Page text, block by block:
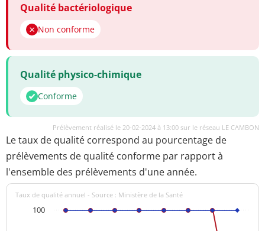
Qualité bactériologique
Non conforme
Qualité physico-chimique
Conforme
Prélèvement réalisé le 20-02-2024 à 13:00 sur le réseau LE CAMBON
Le taux de qualité correspond au pourcentage de
prélèvements de qualité conforme par rapport à
l'ensemble des prélèvements d'une année.
Taux de qualité annuel - Source : Ministère de la Santé
100